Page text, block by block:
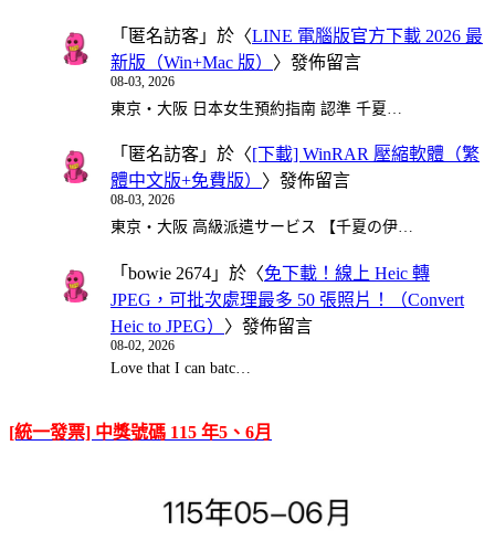
「 匿名訪客 」於〈LINE 電腦版官方下載 2026 最
新版（Win+Mac 版） 〉發佈留言
08-03, 2026
東京・大阪 日本女生預約指南 認準 千夏…
「 匿名訪客 」於〈[下載] WinRAR 壓縮軟體（繁
體中文版+免費版） 〉發佈留言
08-03, 2026
東京・大阪 高級派遣サービス 【千夏の伊…
「 bowie 2674 」於〈免下載！線上 Heic 轉
JPEG，可批次處理最多 50 張照片！（Convert
Heic to JPEG） 〉發佈留言
08-02, 2026
Love that I can batc…
[統一發票] 中獎號碼 115 年5、6月